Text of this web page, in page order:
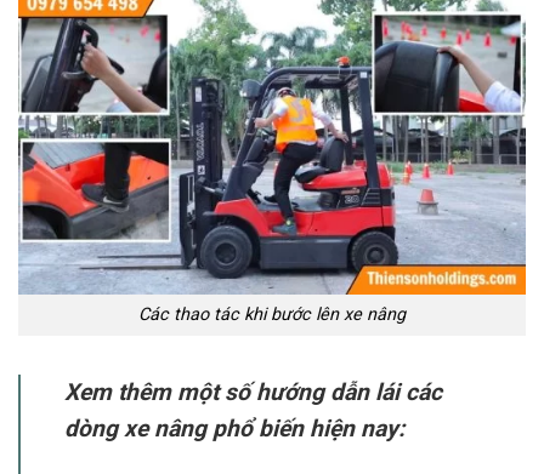
Các thao tác khi bước lên xe nâng
Xem thêm một số hướng dẫn lái các
dòng xe nâng phổ biến hiện nay: